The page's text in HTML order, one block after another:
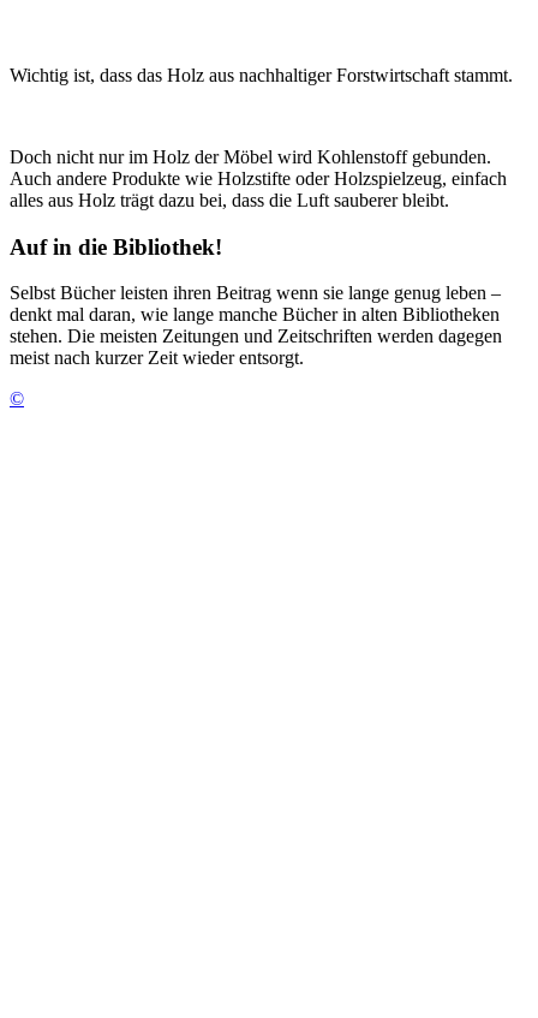
Wichtig ist, dass das Holz aus nachhaltiger Forstwirtschaft stammt.
Doch nicht nur im Holz der Möbel wird Kohlenstoff gebunden.
Auch andere Produkte wie Holzstifte oder Holzspielzeug, einfach
alles aus Holz trägt dazu bei, dass die Luft sauberer bleibt.
Auf in die Bibliothek!
Selbst Bücher leisten ihren Beitrag wenn sie lange genug leben –
denkt mal daran, wie lange manche Bücher in alten Bibliotheken
stehen. Die meisten Zeitungen und Zeitschriften werden dagegen
meist nach kurzer Zeit wieder entsorgt.
©